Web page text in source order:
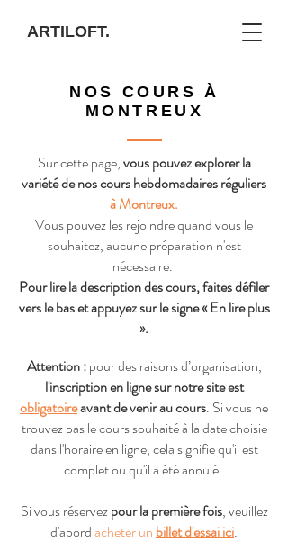
ARTILOFT.
NOS COURS À
MONTREUX
Sur cette page,vous pouvez explorer la
variété de nos cours hebdomadaires réguliers
à Montreux.
Vous pouvez les rejoindre quand vous le
souhaitez,aucune préparation n'est
nécessaire.
Pour lire la description des cours, faites défiler
vers le bas et appuyez sur le signe « En lire plus
».
Attention :pour des raisons d’organisation,
l'inscription en ligne sur notre site est
obligatoireavant de venir au cours. Si vous ne
trouvez pas le cours souhaité à la date choisie
dans l'horaire en ligne, cela signifie qu'il est
complet ou qu'il a été annulé.
Si vous réservezpour la première fois,veuillez
d'abordacheter un billet d'essai ici.